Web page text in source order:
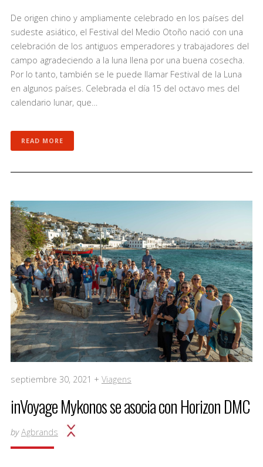
De origen chino y ampliamente celebrado en los países del
sudeste asiático, el Festival del Medio Otoño nació con una
celebración de los antiguos emperadores y trabajadores del
campo agradeciendo a la luna llena por una buena cosecha.
Por lo tanto, también se le puede llamar Festival de la Luna
en algunos países. Celebrada el día 15 del octavo mes del
calendario lunar, que…
READ MORE
septiembre 30, 2021 + Viagens
inVoyage Mykonos se asocia con Horizon DMC
by Agbrands